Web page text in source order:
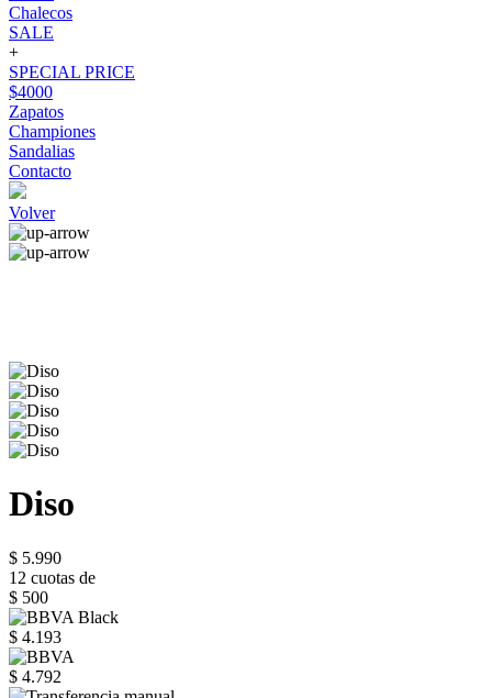
Chalecos
SALE
+
SPECIAL PRICE
$4000
Zapatos
Championes
Sandalias
Contacto
Volver
Diso
$ 5.990
12 cuotas de
$ 500
$ 4.193
$ 4.792